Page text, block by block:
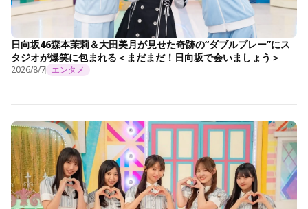
日向坂46森本茉莉＆大田美月が見せた奇跡の“ダブルプレー”にス
タジオが爆笑に包まれる＜まだまだ！日向坂で会いましょう＞
2026/8/7 エンタメ